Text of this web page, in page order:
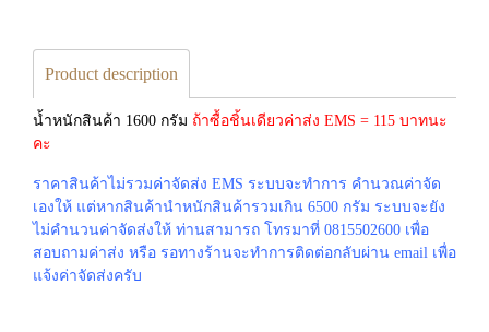
Product description
น้ำหนักสินค้า 1600 กรัม ถ้าซื้อชิ้นเดียวค่าส่ง EMS = 115 บาทนะ
คะ
ราคาสินค้าไม่รวมค่าจัดส่ง EMS ระบบจะทำการ คำนวณค่าจัด
เองให้ แต่หากสินค้านำหนักสินค้ารวมเกิน 6500 กรัม ระบบจะยัง
ไม่คำนวนค่าจัดส่งให้ ท่านสามารถ โทรมาที่ 0815502600 เพื่อ
สอบถามค่าส่ง หรือ รอทางร้านจะทำการติดต่อกลับผ่าน email เพื่อ
แจ้งค่าจัดส่งครับ